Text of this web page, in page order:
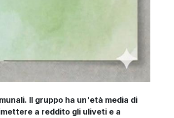
Il gruppo ha un'età media di
a reddito gli uliveti e a